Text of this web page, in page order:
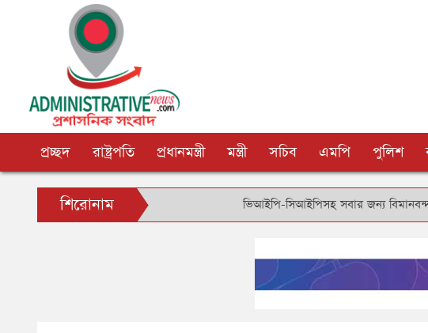
প্রচ্ছদ রাষ্ট্রপতি প্রধানমন্ত্রী মন্ত্রী সচিব এমপি পুলিশ
শিরোনাম ভিআইপি-সিআইপিসহ সবার জন্য বিমানবন্দরে সমান